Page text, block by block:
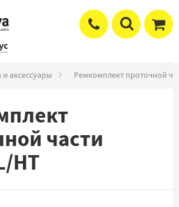
и аксессуары Ремкомплект проточной
части
HT